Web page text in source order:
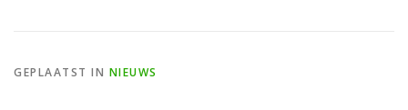
GEPLAATST IN NIEUWS